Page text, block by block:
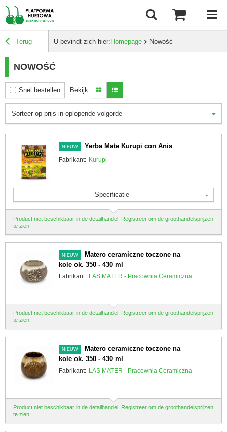
Terug U bevindt zich hier: Homepage Nowość
NOWOŚĆ
Snel bestellen Bekijk
Sorteer op prijs in oplopende volgorde
NIEUW Yerba Mate Kurupi con Anis
Fabrikant: Kurupi
Specificatie
Product niet beschikbaar in de detailhandel. Registreer om de groothandelsprijzen
te zien.
NIEUW
Matero ceramiczne toczone na
kole ok. 350 - 430 ml
Fabrikant: LAS MATER - Pracownia Ceramiczna
Product niet beschikbaar in de detailhandel. Registreer om de groothandelsprijzen
te zien.
NIEUW
Matero ceramiczne toczone na
kole ok. 350 - 430 ml
Fabrikant: LAS MATER - Pracownia Ceramiczna
Product niet beschikbaar in de detailhandel. Registreer om de groothandelsprijzen
te zien.